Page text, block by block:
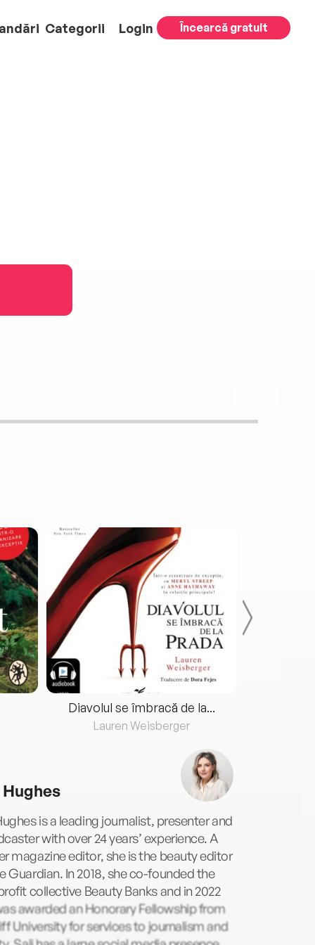
Categorii Login Încearcă gratuit
Diavolul se îmbracă de la...
Lauren Weisberger
is a leading journalist, presenter and
with over 24 years’ experience. A
magazine editor, she is the beauty editor
Guardian. In 2018, she co-founded the
collective Beauty Banks and in 2022
awarded an Honorary Fellowship from
University for services to journalism and